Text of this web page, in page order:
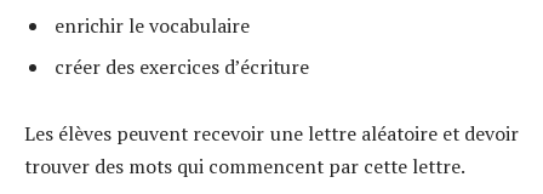
enrichir le vocabulaire
créer des exercices d’écriture
Les élèves peuvent recevoir une lettre aléatoire et devoir
trouver des mots qui commencent par cette lettre.